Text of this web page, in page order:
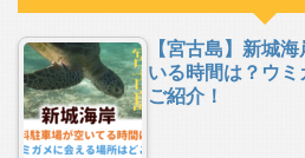
【宮古島】新城
いる時間は？ウ
ご紹介！